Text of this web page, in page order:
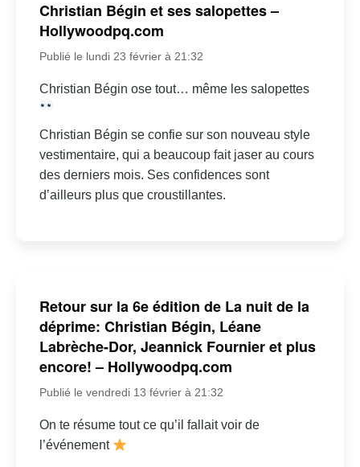
Christian Bégin et ses salopettes –
Hollywoodpq.com
Publié le lundi 23 février à 21:32
Christian Bégin ose tout… même les salopettes
Christian Bégin se confie sur son nouveau style
vestimentaire, qui a beaucoup fait jaser au cours
des derniers mois. Ses confidences sont
d’ailleurs plus que croustillantes.
Retour sur la 6e édition de La nuit de la
déprime: Christian Bégin, Léane
Labrèche-Dor, Jeannick Fournier et plus
encore! – Hollywoodpq.com
Publié le vendredi 13 février à 21:32
On te résume tout ce qu’il fallait voir de
l’événement